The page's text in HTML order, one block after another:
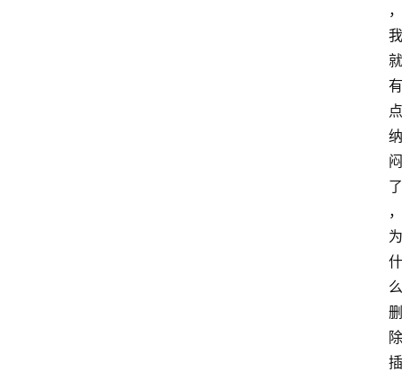
，
我
就
有
点
纳
闷
了
，
为
什
么
删
除
插